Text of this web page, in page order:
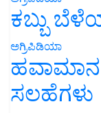
ಕಬ್ಬು
ಅಗ್ರಿಪಿಡಿಯಾ
ಹವಾಮಾನ
ಸಲಹೆಗಳು